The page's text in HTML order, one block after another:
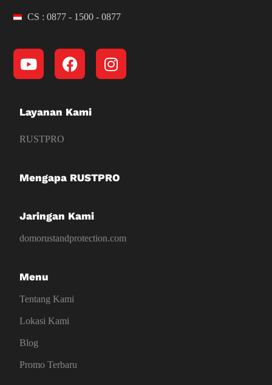
CS : 0877 - 1500 - 0877
Layanan Kami
RUSTPRO
Mengapa RUSTPRO
Jaringan Kami
domorustandprotection.com
Menu
Tentang Kami
Lokasi Kami
Blog
Promo Terbaru